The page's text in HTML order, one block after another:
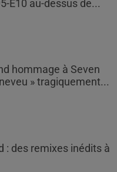
E10 au-dessus de...
hommage à Seven
» tragiquement...
: des remixes inédits à